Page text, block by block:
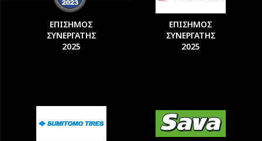
ΕΠΙΣΗΜΟΣ
ΣΥΝΕΡΓΑΤΗΣ
2025
ΕΠΙΣΗΜΟΣ
ΣΥΝΕΡΓΑΤΗΣ
2025